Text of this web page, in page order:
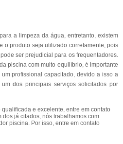
a limpeza da água, entretanto, existem
o produto seja utilizado corretamente, pois
ser prejudicial para os frequentadores.
piscina com muito equilíbrio, é importante
profissional capacitado, devido a isso a
dos principais serviços solicitados por
e excelente, entre em contato
dos já citados, nós trabalhamos com
piscina. Por isso, entre em contato